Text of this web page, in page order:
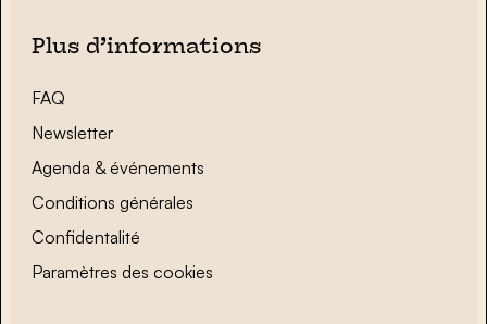
Plus d’informations
FAQ
Newsletter
Agenda & événements
Conditions générales
Confidentalité
Paramètres des cookies